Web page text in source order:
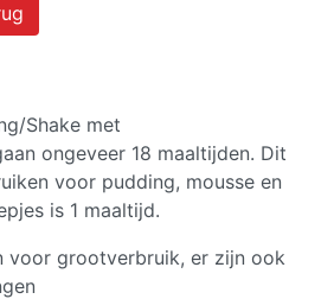
Shake met
ongeveer 18 maaltijden. Dit
voor pudding, mousse en
is 1 maaltijd.
voor grootverbruik, er zijn ook